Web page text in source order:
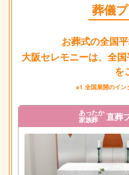
葬儀
お葬式の全国
大阪セレモニーは、全
を
※1 全国展開のイン
あったか
家族葬
直葬